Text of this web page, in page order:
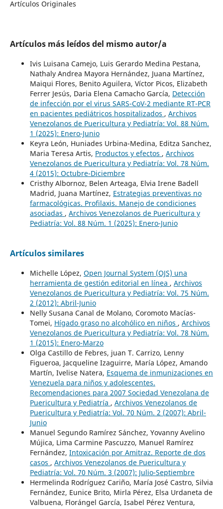
Artículos Originales
Artículos más leídos del mismo autor/a
Ivis Luisana Camejo, Luis Gerardo Medina Pestana,
Nathaly Andrea Mayora Hernández, Juana Martínez,
Maiqui Flores, Benito Aguilera, Víctor Picos, Elizabeth
Ferrer Jesús, Daria Elena Camacho García, Detección
de infección por el virus SARS-CoV-2 mediante RT-PCR
en pacientes pediátricos hospitalizados , Archivos
Venezolanos de Puericultura y Pediatría: Vol. 88 Núm.
1 (2025): Enero-Junio
Keyra León, Huniades Urbina-Medina, Editza Sanchez,
Maria Teresa Artis, Productos y efectos , Archivos
Venezolanos de Puericultura y Pediatría: Vol. 78 Núm.
4 (2015): Octubre-Diciembre
Cristhy Albornoz, Belen Arteaga, Elvia Irene Badell
Madrid, Juana Martínez, Estrategias preventivas no
farmacológicas. Profilaxis. Manejo de condiciones
asociadas , Archivos Venezolanos de Puericultura y
Pediatría: Vol. 88 Núm. 1 (2025): Enero-Junio
Artículos similares
Michelle López, Open Journal System (OJS) una
herramienta de gestión editorial en línea , Archivos
Venezolanos de Puericultura y Pediatría: Vol. 75 Núm.
2 (2012): Abril-Junio
Nelly Susana Canal de Molano, Coromoto Macías-
Tomei, Hígado graso no alcohólico en niños , Archivos
Venezolanos de Puericultura y Pediatría: Vol. 78 Núm.
1 (2015): Enero-Marzo
Olga Castillo de Febres, juan T. Carrizo, Lenny
Figueroa, Jacqueline Izaguirre, María López, Amando
Martín, Ivelise Natera, Esquema de inmunizaciones en
Venezuela para niños y adolescentes.
Recomendaciones para 2007 Sociedad Venezolana de
Puericultura y Pediatría , Archivos Venezolanos de
Puericultura y Pediatría: Vol. 70 Núm. 2 (2007): Abril-
Junio
Manuel Segundo Ramírez Sánchez, Yovanny Avelino
Mújica, Lima Carmine Pascuzzo, Manuel Ramírez
Fernández, Intoxicación por Amitraz. Reporte de dos
casos , Archivos Venezolanos de Puericultura y
Pediatría: Vol. 70 Núm. 3 (2007): Julio-Septiembre
Hermelinda Rodríguez Cariño, María José Castro, Silvia
Fernández, Eunice Brito, Mirla Pérez, Elsa Urdaneta de
Valbuena, Florángel García, Isabel Pérez Ventura,